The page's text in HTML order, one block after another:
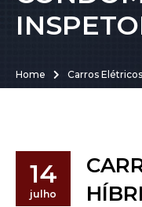
Home Carros
14
julho